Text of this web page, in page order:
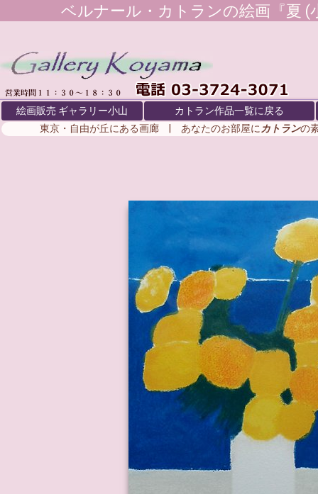
ベルナール・カトランの絵画『夏 (
絵画販売 ギャラリー小山
カトラン作品一覧に戻る
東京・自由が丘にある画廊 | あなたのお部屋に カトランの